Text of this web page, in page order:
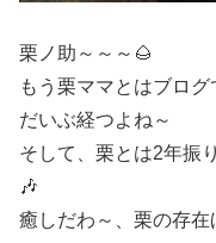
栗ノ助～～～🌰
もう栗ママとはブログ
だいぶ経つよね～
そして、栗とは2年振
🎶
癒しだわ～、栗の存